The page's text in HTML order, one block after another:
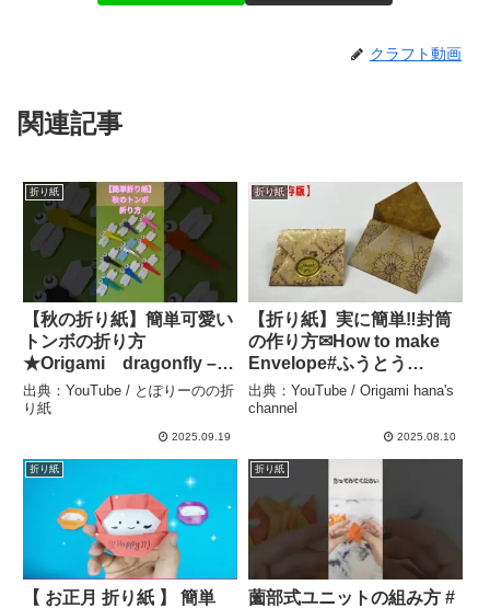
クラフト動画
関連記事
折り紙
【秋の折り紙】簡単可愛い
トンボの折り方
★Origami dragonfly –
とぽりーのの折り紙
出典：YouTube / とぽりーのの折
り紙
2025.09.19
折り紙
【折り紙】実に簡単‼封筒
の作り方✉How to make
Envelope#ふうとう
#envelope#信封#小红包
#sobre#봉투#折り方#おり
がみ#origami#摺紙#折纸#
hana’s channel
出典：YouTube / Origami hana's
channel
2025.08.10
折り紙
【 お正月 折り紙 】 簡単
折り紙
薗部式ユニットの組み方 #